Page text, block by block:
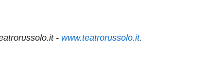
- www.teatrorussolo.it.